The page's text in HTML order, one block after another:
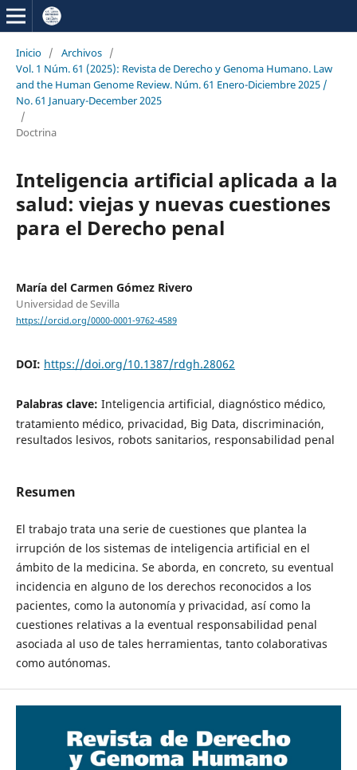
Inicio / Archivos /
Vol. 1 Núm. 61 (2025): Revista de Derecho y Genoma Humano. Law
and the Human Genome Review. Núm. 61 Enero-Diciembre 2025 /
No. 61 January-December 2025
/
Doctrina
Inteligencia artificial aplicada a la
salud: viejas y nuevas cuestiones
para el Derecho penal
María del Carmen Gómez Rivero
Universidad de Sevilla
https://orcid.org/0000-0001-9762-4589
DOI: https://doi.org/10.1387/rdgh.28062
Palabras clave: Inteligencia artificial, diagnóstico médico,
tratamiento médico, privacidad, Big Data, discriminación,
resultados lesivos, robots sanitarios, responsabilidad penal
Resumen
El trabajo trata una serie de cuestiones que plantea la
irrupción de los sistemas de inteligencia artificial en el
ámbito de la medicina. Se aborda, en concreto, su eventual
incidencia en alguno de los derechos reconocidos a los
pacientes, como la autonomía y privacidad, así como la
cuestiones relativas a la eventual responsabilidad penal
asociada al uso de tales herramientas, tanto colaborativas
como autónomas.